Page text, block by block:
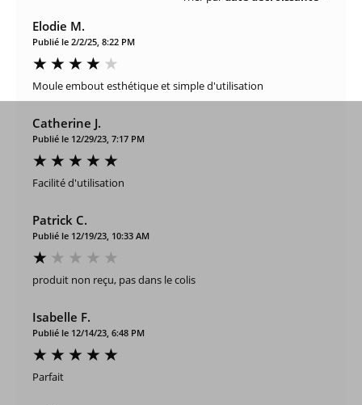
Elodie M.
Publié le 2/2/25, 8:22 PM
Moule embout esthétique et simple d'utilisation
Catherine J.
Publié le 12/29/23, 7:17 PM
Facilité d'utilisation
Patrick C.
Publié le 12/19/23, 10:33 AM
produit non reçu, pas dans le colis
Isabelle F.
Publié le 12/14/23, 6:48 PM
Parfait